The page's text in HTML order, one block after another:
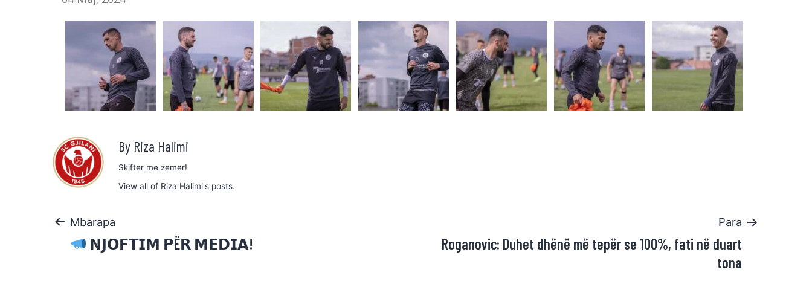
By Riza Halimi
Skifter me zemer!
View all of Riza Halimi's posts.
Mbarapa
𝗡𝗝𝗢𝗙𝗧𝗜𝗠 𝗣Ë𝗥 𝗠𝗘𝗗𝗜𝗔!
Para
Roganovic: Duhet dhënë më tepër se 100%, fati në duart
tona